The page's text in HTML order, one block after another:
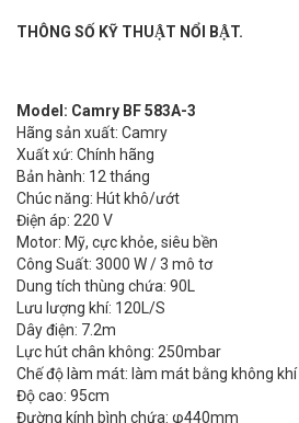
THÔNG SỐ KỸ THUẬT NỔI BẬT.
Model: Camry BF 583A-3
Hãng sản xuất: Camry
Xuất xứ: Chính hãng
Bản hành: 12 tháng
Chúc năng: Hút khô/ướt
Điện áp: 220 V
Motor: Mỹ, cực khỏe, siêu bền
Công Suất: 3000 W / 3 mô tơ
Dung tích thùng chứa: 90L
Lưu lượng khí: 120L/S
Dây điện: 7.2m
Lực hút chân không: 250mbar
Chế độ làm mát: làm mát bằng không khí
Độ cao: 95cm
Đường kính bình chứa: φ440mm